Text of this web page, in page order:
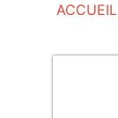
ACCUEIL